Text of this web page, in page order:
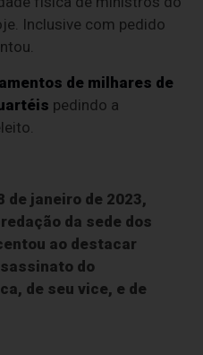
Inclusive com pedido
de milhares de
pedindo a
de janeiro de 2023,
da sede dos
ao destacar
do
de seu vice, e de